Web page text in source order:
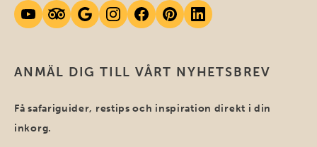
ANMÄL DIG TILL VÅRT NYHETSBREV
Få safariguider, restips och inspiration direkt i din
inkorg.